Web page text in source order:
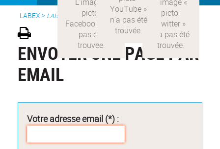
LABEX > LABEX COMOD
ENVOYER UNE PAGE PAR
EMAIL
Votre adresse email (*) :